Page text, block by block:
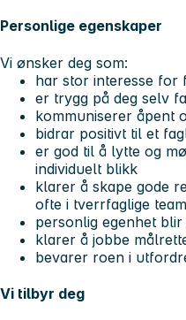
Personlige egenskaper
Vi ønsker deg som:
har stor interesse for
er trygg på deg selv
kommuniserer åpent
bidrar positivt til et
er god til å lytte og
individuelt blikk
klarer å skape gode
ofte i tverrfaglige team
personlig egenhet
klarer å jobbe
bevarer roen i
Vi tilbyr deg